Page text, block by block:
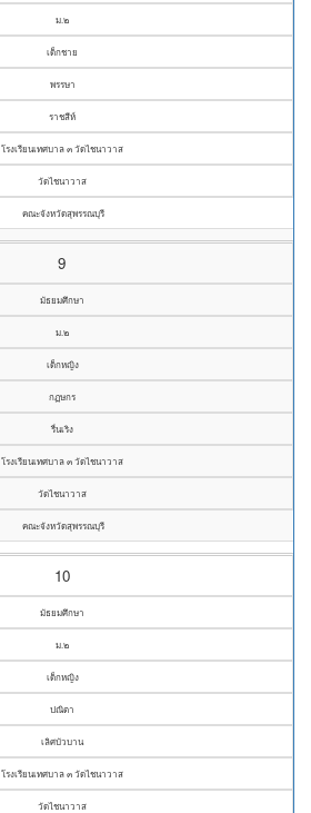
ม.๒
เด็กชาย
พรรษา
ราชสีห์
โรงเรียนเทศบาล ๓ วัดไชนาวาส
วัดไชนาวาส
คณะจังหวัดสุพรรณบุรี
9
มัธยมศึกษา
ม.๒
เด็กหญิง
กฏษกร
รื่นเริง
โรงเรียนเทศบาล ๓ วัดไชนาวาส
วัดไชนาวาส
คณะจังหวัดสุพรรณบุรี
10
มัธยมศึกษา
ม.๒
เด็กหญิง
ปณิตา
เลิศบัวบาน
โรงเรียนเทศบาล ๓ วัดไชนาวาส
วัดไชนาวาส